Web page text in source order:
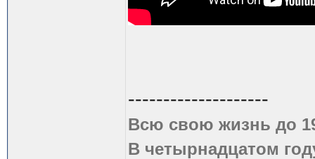
--------------------
Всю свою жизнь до
В четырнадцатом